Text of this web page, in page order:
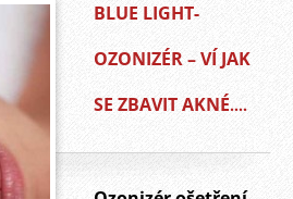
BLUE LIGHT-
OZONIZÉR – VÍ JAK
SE ZBAVIT AKNÉ….